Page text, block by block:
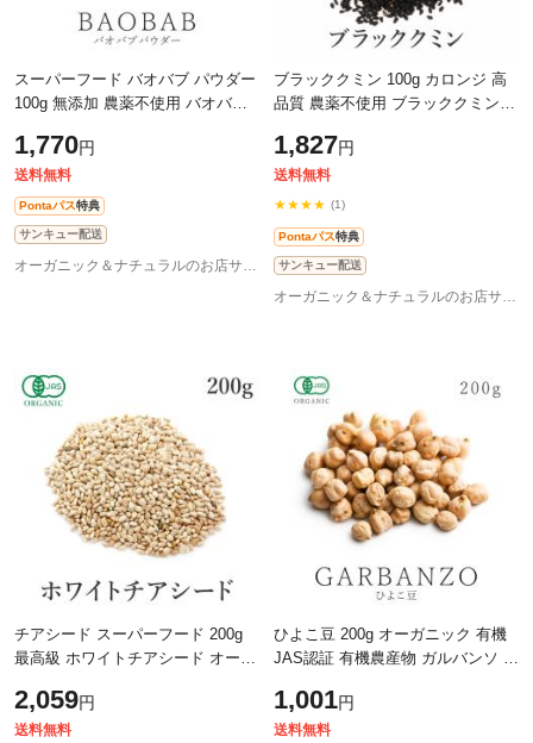
スーパーフード バオバブ パウダー
100g 無添加 農薬不使用 バオバブ
ダイエット エイジングケア サプ
1,770円
送料無料
Pontaパス特典
サンキュー配送
オーガニック＆ナチュラルのお店サンタローサ
ブラッククミン 100g カロンジ 高
品質 農薬不使用 ブラッククミンシ
イス クミンシード ブラックセサミ
1,827円
送料無料
★★★★ (1)
Pontaパス特典
サンキュー配送
オーガニック＆ナチュラルのお店サンタローサ
チアシード スーパーフード 200g
最高級 ホワイトチアシード オーガ
フラトキシン 低GI食品 ダイエット
2,059円
送料無料
ひよこ豆 200g オーガニック 有機
JAS認証 有機農産物 ガルバンソ ガ
ックピー チクピー チェーチェ ス
ー
1,001円
送料無料